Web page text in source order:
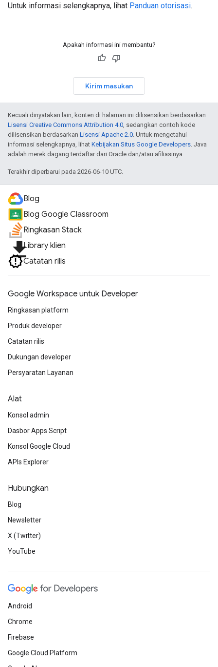
Untuk informasi selengkapnya, lihat Panduan otorisasi.
Apakah informasi ini membantu?
Kirim masukan
Kecuali dinyatakan lain, konten di halaman ini dilisensikan berdasarkan
Lisensi Creative Commons Attribution 4.0, sedangkan contoh kode
dilisensikan berdasarkan Lisensi Apache 2.0. Untuk mengetahui
informasi selengkapnya, lihat Kebijakan Situs Google Developers. Java
adalah merek dagang terdaftar dari Oracle dan/atau afiliasinya.
Terakhir diperbarui pada 2026-06-10 UTC.
Blog
Blog Google Classroom
Ringkasan Stack
file_downloadLibrary klien
Catatan rilis
Google Workspace untuk Developer
Ringkasan platform
Produk developer
Catatan rilis
Dukungan developer
Persyaratan Layanan
Alat
Konsol admin
Dasbor Apps Script
Konsol Google Cloud
APIs Explorer
Hubungkan
Blog
Newsletter
X (Twitter)
YouTube
Android
Chrome
Firebase
Google Cloud Platform